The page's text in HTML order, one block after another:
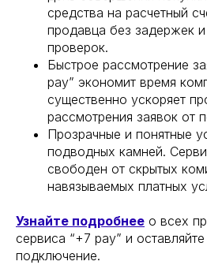
средства на расчетный
продавца без задержек
проверок.
Быстрое рассмотрение
pay” экономит время
существенно ускоряет
рассмотрения заявок от
Прозрачные и понятные
подводных камней.
свободен от скрытых
навязываемых платных
Узнайте подробнее о всех
сервиса “+7 pay” и
подключение.